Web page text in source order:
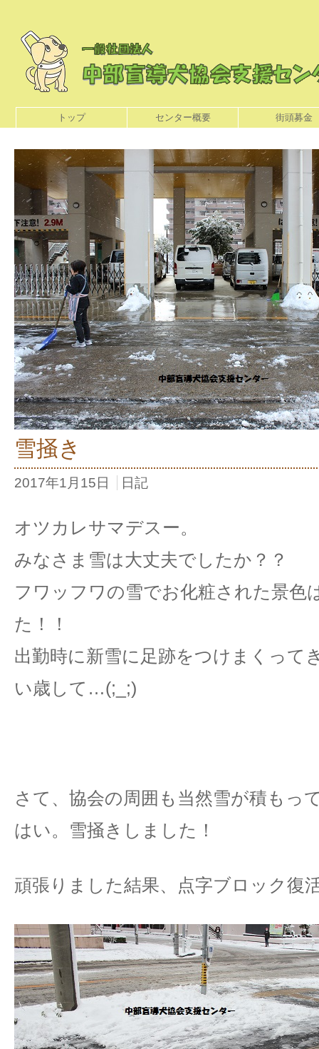
トップ センター概要 街頭募金
雪掻き
2017年1月15日 日記
オツカレサマデスー。
みなさま雪は大丈夫でしたか？？
フワッフワの雪でお化粧された景色
た！！
出勤時に新雪に足跡をつけまくって
い歳して…(;_;)
さて、協会の周囲も当然雪が積もっ
はい。雪掻きしました！
頑張りました結果、点字ブロック復